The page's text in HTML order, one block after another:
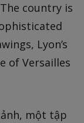
country is
Lyon’s
of Versailles
một tập